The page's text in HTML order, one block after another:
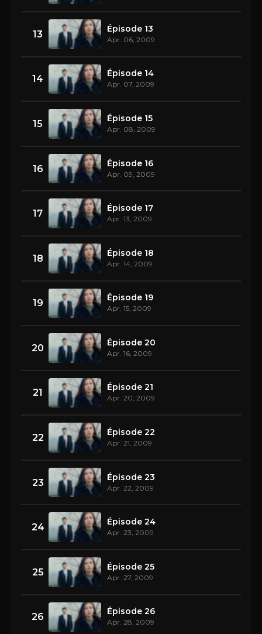
13 Épisode 13
Apr. 06, 2009
14 Épisode 14
Apr. 07, 2009
15 Épisode 15
Apr. 08, 2009
16 Épisode 16
Apr. 09, 2009
17 Épisode 17
Apr. 13, 2009
18 Épisode 18
Apr. 14, 2009
19 Épisode 19
Apr. 15, 2009
20 Épisode 20
Apr. 16, 2009
21 Épisode 21
Apr. 20, 2009
22 Épisode 22
Apr. 21, 2009
23 Épisode 23
Apr. 22, 2009
24 Épisode 24
Apr. 23, 2009
25 Épisode 25
Apr. 27, 2009
26 Épisode 26
Apr. 28, 2009